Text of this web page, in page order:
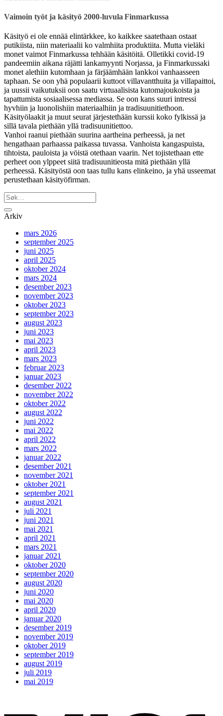
Vaimoin työt ja käsityö 2000-luvula Finmarkussa
Käsityö ei ole ennää elintärkkee, ko kaikkee saatethaan ostaat
putikiista, niin materiaalii ko valmhiita produktiita. Mutta vieläki
monet vaimot Finmarkussa tehhään käsitöitä. Olletikki covid-19
pandeemiin aikana räjätti lankamyynti Norjassa, ja Finmarkussaki
monet alethiin kutomhaan ja färjäämhään lankkoi vanhaasseen
taphaan. Se oon yhä populaarii kuttoot villavantthuita ja villapaittoi,
ja uussii vaikutuksii oon saatu virtuaalisista kutomajoukoista ja
tapattumista sosiaalisessa mediassa. Se oon kans suuri intressi
hyvhiin ja luonolishiin materiaalhiin ja tradisuunitiethoon.
Käsityölaakit ja muut seurat järjestethään kurssii koko fylkissä ja
sillä tavala piethään yllä tradisuunitiettoo.
Vanhoi raanui piethään suurina aartheina perheessä, ja net
hengathaan parhaassa paikassa tuvassa. Vanhoista kangaspuista,
tihtoista, pauloista ja vöistä otethaan vaarin. Net tojistethaan ette
perheet oon ylppeet siitä tradisuunitieosta mitä piethään yllä
perheessä. Käsityöstä oon taas tullu kans elinkeino, ja yhä usseemat
perustethaan käsityöfirman.
Arkiv
mars 2026
september 2025
juni 2025
april 2025
oktober 2024
mars 2024
desember 2023
november 2023
oktober 2023
september 2023
august 2023
juni 2023
mai 2023
april 2023
mars 2023
februar 2023
januar 2023
desember 2022
november 2022
oktober 2022
august 2022
juni 2022
mai 2022
april 2022
mars 2022
januar 2022
desember 2021
november 2021
oktober 2021
september 2021
august 2021
juli 2021
juni 2021
mai 2021
april 2021
mars 2021
januar 2021
oktober 2020
september 2020
august 2020
juni 2020
mai 2020
april 2020
januar 2020
desember 2019
november 2019
oktober 2019
september 2019
august 2019
juli 2019
mai 2019